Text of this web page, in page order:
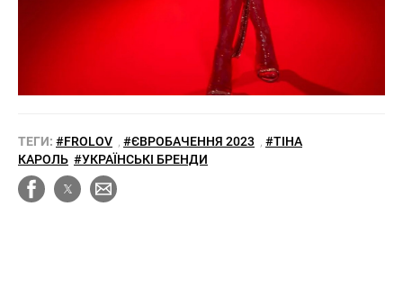
ТЕГИ: #FROLOV #ЄВРОБАЧЕННЯ 2023
#ТІНА
КАРОЛЬ #УКРАЇНСЬКІ БРЕНДИ